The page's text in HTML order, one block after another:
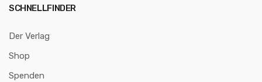
SCHNELLFINDER
Der Verlag
Shop
Spenden